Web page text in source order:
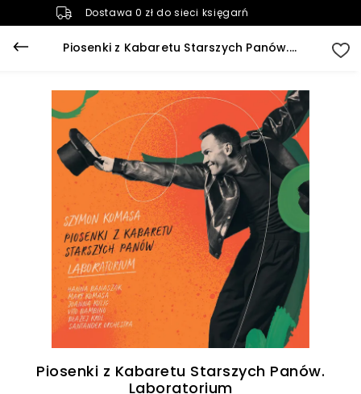
Dostawa 0 zł do sieci księgarń
Piosenki z Kabaretu Starszych Panów. Laboratorium
Piosenki z Kabaretu Starszych Panów.
Laboratorium